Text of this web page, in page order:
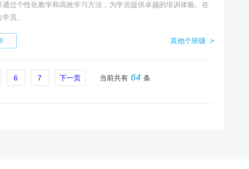
过个性化教学和高效学习方法，为学员提供卓越的培训体验。在
员...
其他个班级 >
6 7 下一页 当前共有 64 条